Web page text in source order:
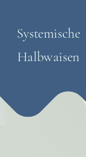
Systemische
Halbwaisen